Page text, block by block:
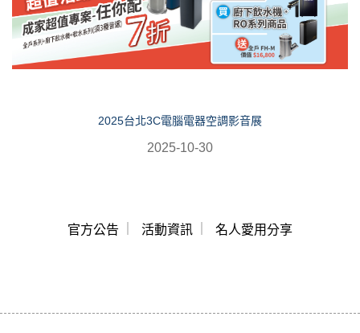
2025台北3C電腦電器空調影音展
2025-10-30
官方公告 活動資訊 名人愛用分享